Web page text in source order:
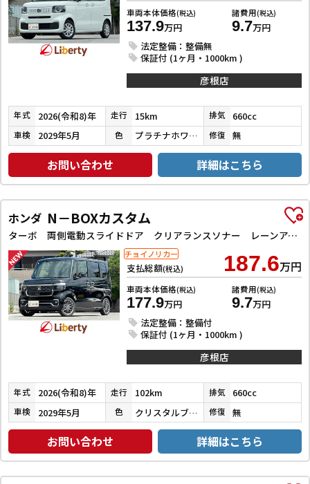
車両本体価格(税込)
137.9万円
諸費用(税込)
9.7万円
法定整備：整備無
保証付 (1ヶ月・1000km )
彦根店
年式 2026(令和8)年 走行 15km 排気 660cc
車検 2029年5月 色 プラチナホワイトパール 修復 無
お問い合わせ 詳細はこちら
ホンダ N－BOXカスタム
ターボ 両側電動スライドドア クリアランスソナー レーンアシスト オートライト スマートキー アイドリングストップ 電動格納ミラー ベンチシート CVT ESC USB チップアップシート
支払総額(税込) 187.6万円
車両本体価格(税込)
177.9万円
諸費用(税込)
9.7万円
法定整備：整備付
保証付 (1ヶ月・1000km )
チョイノリカー
彦根店
年式 2026(令和8)年 走行 102km 排気 660cc
車検 2029年5月 色 クリスタルブラックパール 修復 無
お問い合わせ 詳細はこちら